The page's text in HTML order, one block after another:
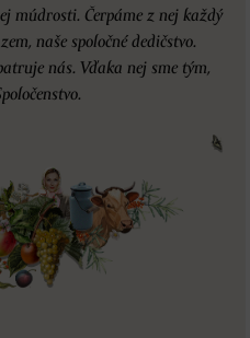
múdrosti. Čerpáme z nej každý
naše spoločné dedičstvo.
nás. Vďaka nej sme tým,